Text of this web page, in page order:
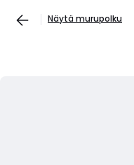
Näytä murupolku